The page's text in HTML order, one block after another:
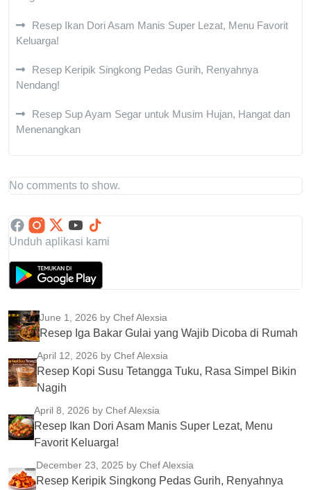
Resep Ikan Dori Asam Manis Super Lezat, Menu Favorit
Keluarga!
Resep Keripik Singkong Pedas Gurih, Renyahnya
Nendang!
Resep Sup Ayam Segar untuk Musim Hujan, Hangat dan
Menenangkan
No comments to show.
Unduh aplikasi kami
June 1, 2026 by Chef Alexsia
Resep Iga Bakar Gulai yang Wajib Dicoba di Rumah
April 12, 2026 by Chef Alexsia
Resep Kopi Susu Tetangga Tuku, Rasa Simpel Bikin
Nagih
April 8, 2026 by Chef Alexsia
Resep Ikan Dori Asam Manis Super Lezat, Menu
Favorit Keluarga!
December 23, 2025 by Chef Alexsia
Resep Keripik Singkong Pedas Gurih, Renyahnya